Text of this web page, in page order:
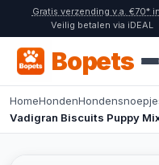
Gratis verzending v.a. €70*
Veilig betalen via iDEAL
Bopets
HomeHonden
Vadigran Biscuits Puppy